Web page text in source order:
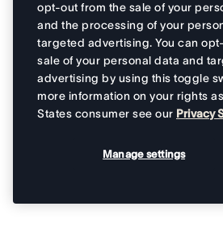
opt-out from the sale of your
and the processing of your
targeted advertising. You can
sale of your personal data and
advertising by using this toggle
more information on your rights
States consumer see our Privacy
Manage settings